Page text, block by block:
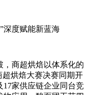
深度赋能新蓝海
，商超烘焙以体系化的
超烘焙大赛决赛同期开
17家供应链企业同台竞